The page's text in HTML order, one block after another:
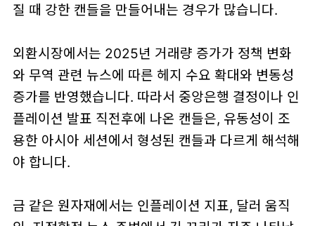
질 때 강한 캔들을 만들어내는 경우가 많습니다.
외환시장에서는 2025년 거래량 증가가 정책 변화
와 무역 관련 뉴스에 따른 헤지 수요 확대와 변동성
증가를 반영했습니다. 따라서 중앙은행 결정이나 인
플레이션 발표 직전후에 나온 캔들은, 유동성이 조
용한 아시아 세션에서 형성된 캔들과 다르게 해석해
야 합니다.
금 같은 원자재에서는 인플레이션 지표, 달러 움직